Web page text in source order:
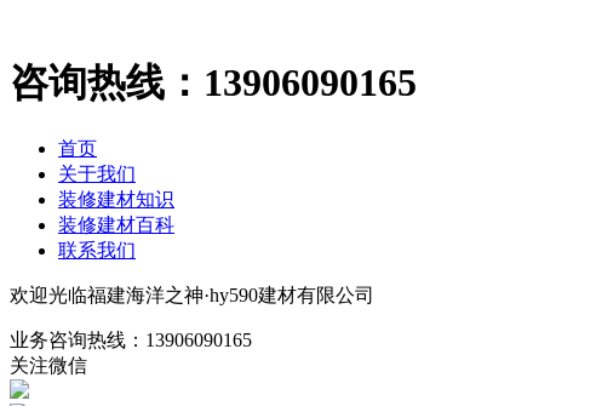
咨询热线： 13906090165
首页
关于我们
装修建材知识
装修建材百科
联系我们
欢迎光临福建海洋之神·hy590建材有限公司
业务咨询热线： 13906090165
关注微信